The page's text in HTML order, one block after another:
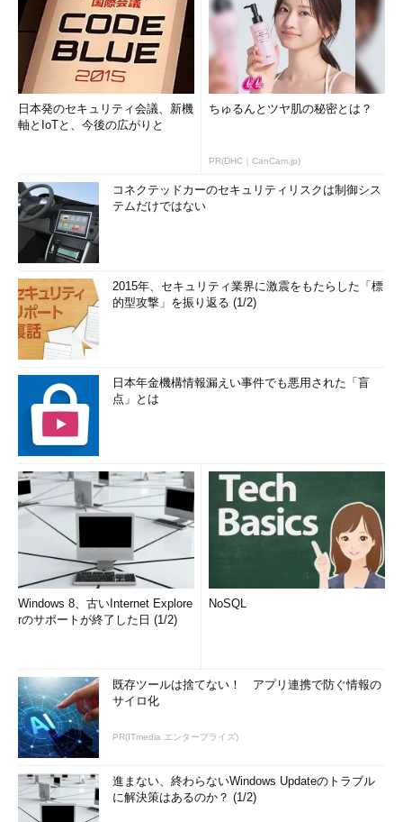
日本発のセキュリティ会議、新機
軸とIoTと、今後の広がりと
ちゅるんとツヤ肌の秘密とは？
PR(DHC｜CanCam.jp)
コネクテッドカーのセキュリティリスクは制御シス
テムだけではない
2015年、セキュリティ業界に激震をもたらした「標
的型攻撃」を振り返る (1/2)
日本年金機構情報漏えい事件でも悪用された「盲
点」とは
Windows 8、古いInternet Explore
rのサポートが終了した日 (1/2)
NoSQL
既存ツールは捨てない！ アプリ連携で防ぐ情報の
サイロ化
PR(ITmedia エンタープライズ)
進まない、終わらないWindows Updateのトラブル
に解決策はあるのか？ (1/2)